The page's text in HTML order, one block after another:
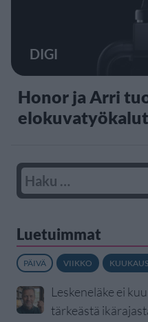
DIGI
Honor ja Arri
Luetuimmat
PÄIVÄ VIIKKO
Leskeneläke ei
tärkeästä